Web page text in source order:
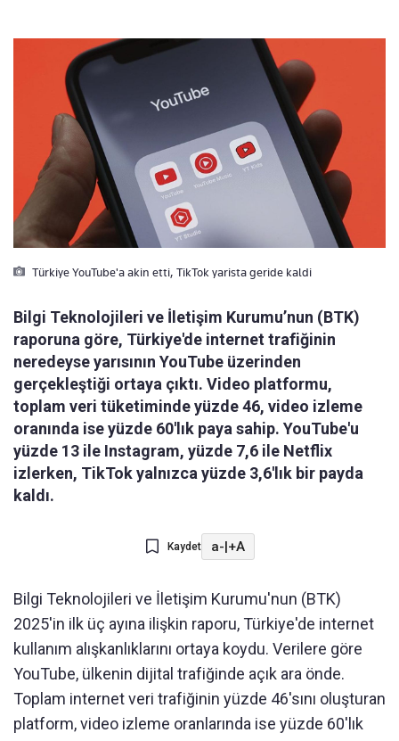
Türkiye YouTube'a akin etti, TikTok yarista geride kaldi
Bilgi Teknolojileri ve İletişim Kurumu’nun (BTK)
raporuna göre, Türkiye'de internet trafiğinin
neredeyse yarısının YouTube üzerinden
gerçekleştiği ortaya çıktı. Video platformu,
toplam veri tüketiminde yüzde 46, video izleme
oranında ise yüzde 60'lık paya sahip. YouTube'u
yüzde 13 ile Instagram, yüzde 7,6 ile Netflix
izlerken, TikTok yalnızca yüzde 3,6'lık bir payda
kaldı.
Kaydet a-|+A
Bilgi Teknolojileri ve İletişim Kurumu'nun (BTK)
2025'in ilk üç ayına ilişkin raporu, Türkiye'de internet
kullanım alışkanlıklarını ortaya koydu. Verilere göre
YouTube, ülkenin dijital trafiğinde açık ara önde.
Toplam internet veri trafiğinin yüzde 46'sını oluşturan
platform, video izleme oranlarında ise yüzde 60'lık